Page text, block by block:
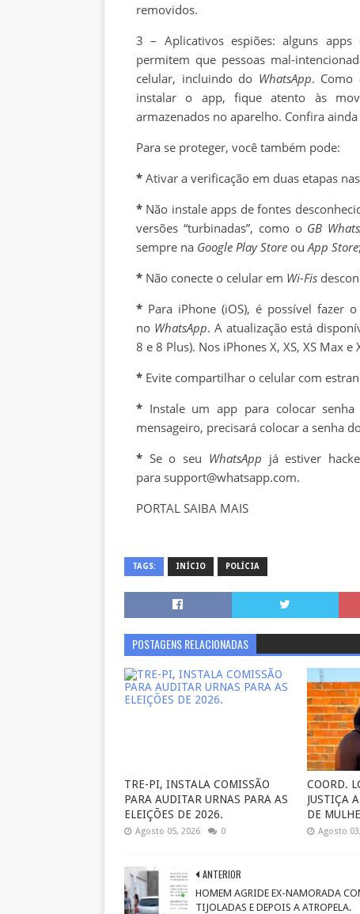
removidos.
3 – Aplicativos espiões: alguns apps
permitem que pessoas mal-
celular, incluindo do WhatsApp. Como
instalar o app, fique atento às
armazenados no aparelho. Confira
Para se proteger, você também pode:
* Ativar a verificação em duas etapas
* Não instale apps de fontes
versões “turbinadas”, como o GB
sempre na Google Play Store ouApp Store;
* Não conecte o celular em Wi-Fis
* Para iPhone (iOS), é possível fazer
no WhatsApp. A atualização está
8 e 8 Plus). Nos iPhones X, XS, XS Max
* Evite compartilhar o celular com
* Instale um app para colocar senha
mensageiro, precisará colocar a senha
* Se o seu WhatsApp já estiver
para support@whatsapp.com.
PORTAL SAIBA MAIS
TAGS: INÍCIO POLÍCIA
POSTAGENS RELACIONADAS
TRE-PI, INSTALA COMISSÃO
PARA AUDITAR URNAS PARA AS
ELEIÇÕES DE 2026.
Agosto 05, 2026 0
COORD.
JUSTIÇA
DE
Agosto
ANTERIOR
HOMEM AGRIDE EX-NAMORADA
TIJOLADAS E DEPOIS A ATROPELA.